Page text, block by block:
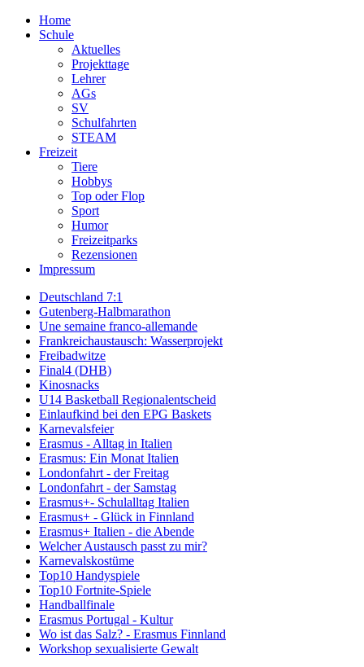
Home
Schule
Aktuelles
Projekttage
Lehrer
AGs
SV
Schulfahrten
STEAM
Freizeit
Tiere
Hobbys
Top oder Flop
Sport
Humor
Freizeitparks
Rezensionen
Impressum
Deutschland 7:1
Gutenberg-Halbmarathon
Une semaine franco-allemande
Frankreichaustausch: Wasserprojekt
Freibadwitze
Final4 (DHB)
Kinosnacks
U14 Basketball Regionalentscheid
Einlaufkind bei den EPG Baskets
Karnevalsfeier
Erasmus - Alltag in Italien
Erasmus: Ein Monat Italien
Londonfahrt - der Freitag
Londonfahrt - der Samstag
Erasmus+- Schulalltag Italien
Erasmus+ - Glück in Finnland
Erasmus+ Italien - die Abende
Welcher Austausch passt zu mir?
Karnevalskostüme
Top10 Handyspiele
Top10 Fortnite-Spiele
Handballfinale
Erasmus Portugal - Kultur
Wo ist das Salz? - Erasmus Finnland
Workshop sexualisierte Gewalt